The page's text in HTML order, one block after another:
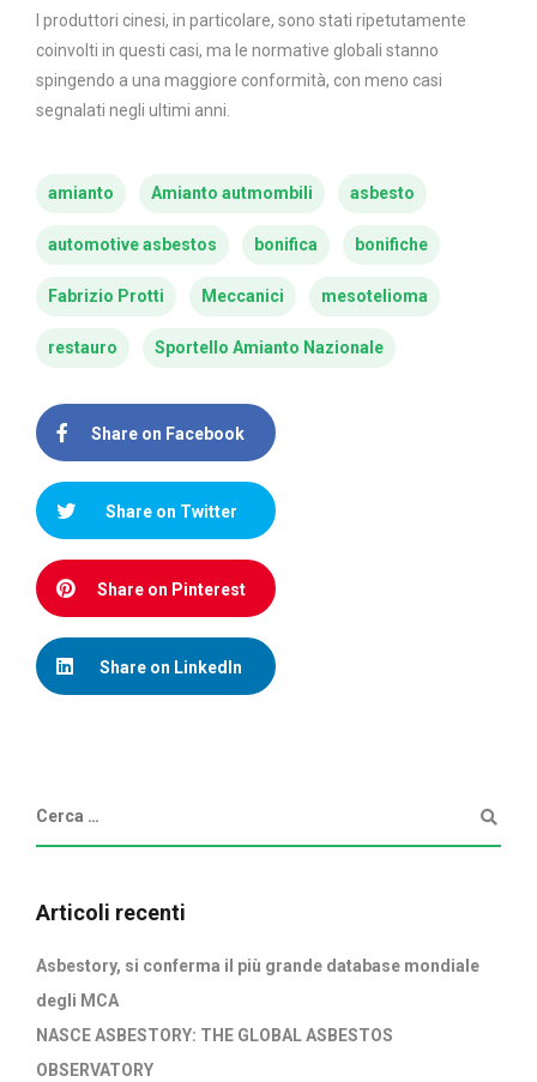
I produttori cinesi, in particolare, sono stati ripetutamente
coinvolti in questi casi, ma le normative globali stanno
spingendo a una maggiore conformità, con meno casi
segnalati negli ultimi anni.
amianto Amianto autmombili asbesto
automotive asbestos bonifica bonifiche
Fabrizio Protti Meccanici mesotelioma
restauro Sportello Amianto Nazionale
Share on Facebook
Share on Twitter
Share on Pinterest
Share on LinkedIn
Articoli recenti
Asbestory, si conferma il più grande database mondiale
degli MCA
NASCE ASBESTORY: THE GLOBAL ASBESTOS
OBSERVATORY